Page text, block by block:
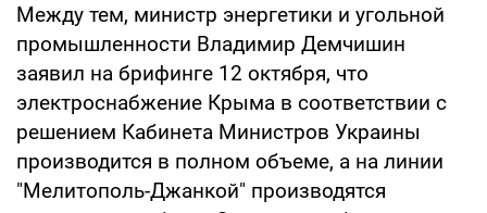
Между тем, министр энергетики и угольной
промышленности Владимир Демчишин
заявил на брифинге 12 октября, что
электроснабжение Крыма в соответствии с
решением Кабинета Министров Украины
производится в полном объеме, а на линии
"Мелитополь-Джанкой" производятся